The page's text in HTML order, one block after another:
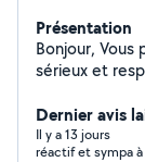
Présentation
Bonjour, Vous pouvez compter sur moi. Je suis très
sérieux et
confiance en
Dernier avis
Il y a 13 jours
réactif et sympa